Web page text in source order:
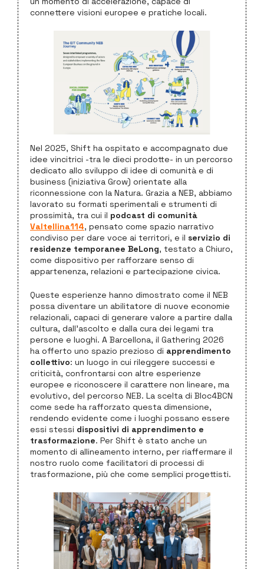
connettere visioni europee e pratiche locali.
Nel 2025, Shift ha ospitato e accompagnato due
idee vincitrici -tra le dieci prodotte- in un percorso
dedicato allo sviluppo di idee di comunità e di
business (iniziativa Grow) orientate alla
riconnessione con la Natura. Grazia a NEB, abbiamo
lavorato su formati sperimentali e strumenti di
prossimità, tra cui il podcast di comunità
Valtellina114, pensato come spazio narrativo
condiviso per dare voce ai territori, e il servizio di
residenze temporanee BeLong, testato a Chiuro,
come dispositivo per rafforzare senso di
appartenenza, relazioni e partecipazione civica.
Queste esperienze hanno dimostrato come il NEB
possa diventare un abilitatore di nuove economie
relazionali, capaci di generare valore a partire dalla
cultura, dall’ascolto e dalla cura dei legami tra
persone e luoghi. A Barcellona, il Gathering 2026
ha offerto uno spazio prezioso di apprendimento
collettivo: un luogo in cui rileggere successi e
criticità, confrontarsi con altre esperienze
europee e riconoscere il carattere non lineare, ma
evolutivo, del percorso NEB. La scelta di Bloc4BCN
come sede ha rafforzato questa dimensione,
rendendo evidente come i luoghi possano essere
essi stessi dispositivi di apprendimento e
trasformazione. Per Shift è stato anche un
momento di allineamento interno, per riaffermare il
nostro ruolo come facilitatori di processi di
trasformazione, più che come semplici progettisti.